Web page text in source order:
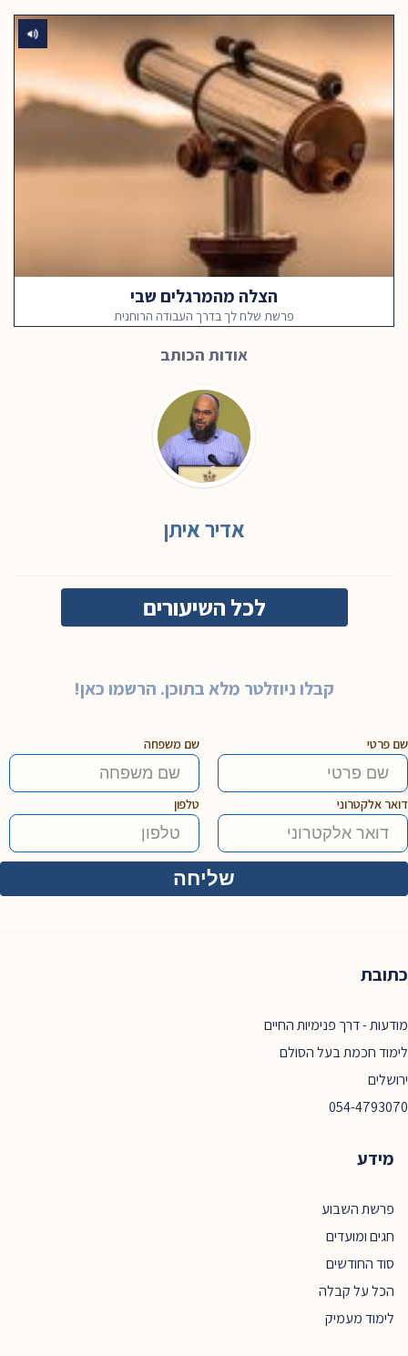
הצלה מהמרגלים שבי
פרשת שלח לך בדרך העבודה הרוחנית
אודות הכותב
אדיר איתן
לכל השיעורים
קבלו ניוזלטר מלא בתוכן. הרשמו כאן!
שם פרטי שם משפחה
דואר אלקטרוני טלפון
כתובת
מודעות - דרך פנימיות החיים
לימוד חכמת בעל הסולם
ירושלים
054-4793070
מידע
פרשת השבוע
חגים ומועדים
סוד החודשים
הכל על קבלה
לימוד מעמיק